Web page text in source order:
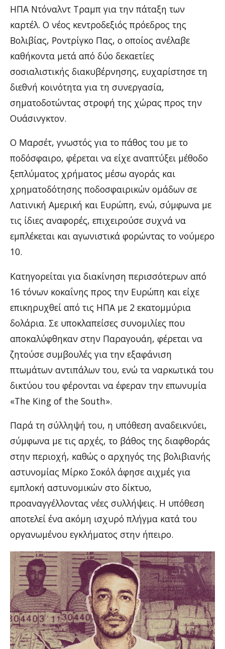
ΗΠΑ Ντόναλντ Τραμπ για την πάταξη των
καρτέλ. Ο νέος κεντροδεξιός πρόεδρος της
Βολιβίας, Ροντρίγκο Πας, ο οποίος ανέλαβε
καθήκοντα μετά από δύο δεκαετίες
σοσιαλιστικής διακυβέρνησης, ευχαρίστησε τη
διεθνή κοινότητα για τη συνεργασία,
σηματοδοτώντας στροφή της χώρας προς την
Ουάσινγκτον.
Ο Μαρσέτ, γνωστός για το πάθος του με το
ποδόσφαιρο, φέρεται να είχε αναπτύξει μέθοδο
ξεπλύματος χρήματος μέσω αγοράς και
χρηματοδότησης ποδοσφαιρικών ομάδων σε
Λατινική Αμερική και Ευρώπη, ενώ, σύμφωνα με
τις ίδιες αναφορές, επιχειρούσε συχνά να
εμπλέκεται και αγωνιστικά φορώντας το νούμερο
10.
Κατηγορείται για διακίνηση περισσότερων από
16 τόνων κοκαΐνης προς την Ευρώπη και είχε
επικηρυχθεί από τις ΗΠΑ με 2 εκατομμύρια
δολάρια. Σε υποκλαπείσες συνομιλίες που
αποκαλύφθηκαν στην Παραγουάη, φέρεται να
ζητούσε συμβουλές για την εξαφάνιση
πτωμάτων αντιπάλων του, ενώ τα ναρκωτικά του
δικτύου του φέρονται να έφεραν την επωνυμία
«The King of the South».
Παρά τη σύλληψή του, η υπόθεση αναδεικνύει,
σύμφωνα με τις αρχές, το βάθος της διαφθοράς
στην περιοχή, καθώς ο αρχηγός της βολιβιανής
αστυνομίας Μίρκο Σοκόλ άφησε αιχμές για
εμπλοκή αστυνομικών στο δίκτυο,
προαναγγέλλοντας νέες συλλήψεις. Η υπόθεση
αποτελεί ένα ακόμη ισχυρό πλήγμα κατά του
οργανωμένου εγκλήματος στην ήπειρο.